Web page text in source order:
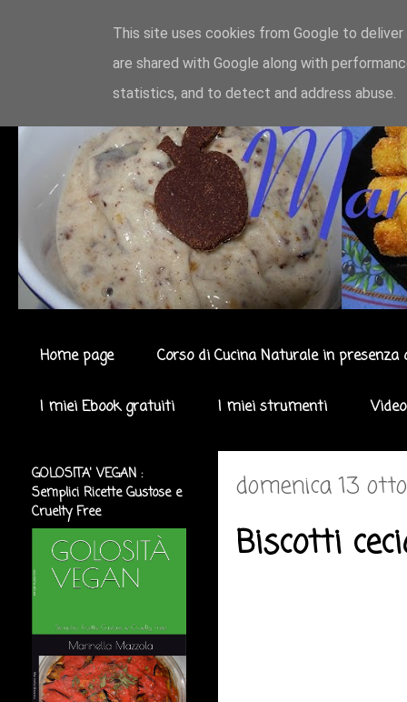
Home page Corso di Cucina Naturale in presenza
I miei Ebook gratuiti I miei strumenti
domenica 13
Biscotti
GOLOSITA' VEGAN :
Semplici Ricette Gustose e
Cruelty Free
This site uses cookies from Google to
are shared with Google along with
statistics, and to detect and address abuse.